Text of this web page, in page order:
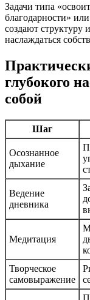
Задачи типа
благодарности»
создают структуру
наслаждаться
глубокого
собой
Шаг
Осознанное
дыхание
Ведение
дневника
Медитация
Творческое
самовыражение